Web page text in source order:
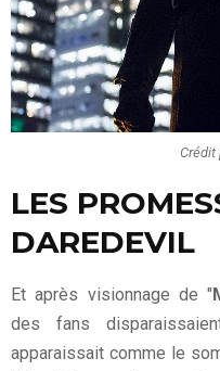
Crédit
LES
DAREDEVIL
Et après visionnage de "
des fans
apparaissait comme le